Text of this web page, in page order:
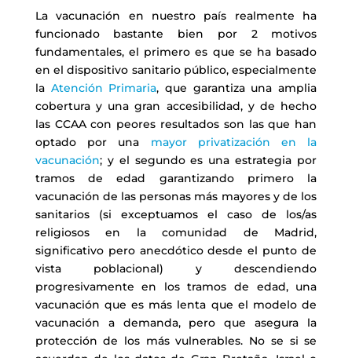
La vacunación en nuestro país realmente ha
funcionado bastante bien por 2 motivos
fundamentales, el primero es que se ha basado
en el dispositivo sanitario público, especialmente
la Atención Primaria, que garantiza una amplia
cobertura y una gran accesibilidad, y de hecho
las CCAA con peores resultados son las que han
optado por una mayor privatización en la
vacunación; y el segundo es una estrategia por
tramos de edad garantizando primero la
vacunación de las personas más mayores y de los
sanitarios (si exceptuamos el caso de los/as
religiosos en la comunidad de Madrid,
significativo pero anecdótico desde el punto de
vista poblacional) y descendiendo
progresivamente en los tramos de edad, una
vacunación que es más lenta que el modelo de
vacunación a demanda, pero que asegura la
protección de los más vulnerables. No se si se